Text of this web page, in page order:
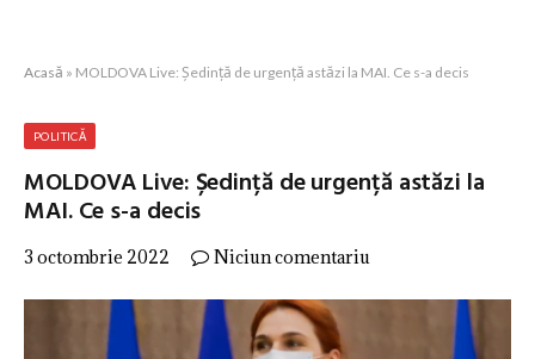
Acasă » MOLDOVA Live: Ședință de urgență astăzi la MAI. Ce s-a decis
POLITICĂ
MOLDOVA Live: Ședință de urgență astăzi la
MAI. Ce s-a decis
3 octombrie 2022 Niciun comentariu